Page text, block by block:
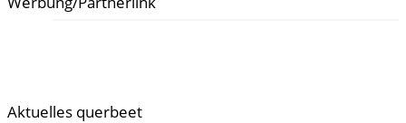
Aktuelles querbeet